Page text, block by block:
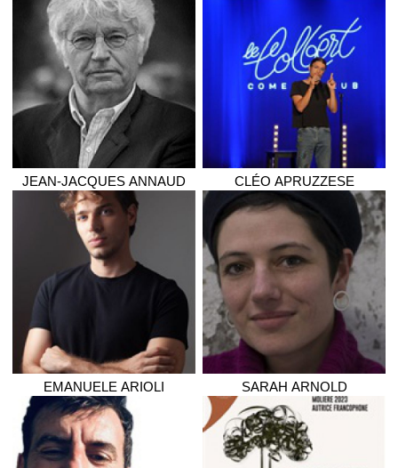
JEAN-JACQUES ANNAUD CLÉO APRUZZESE
EMANUELE ARIOLI SARAH ARNOLD